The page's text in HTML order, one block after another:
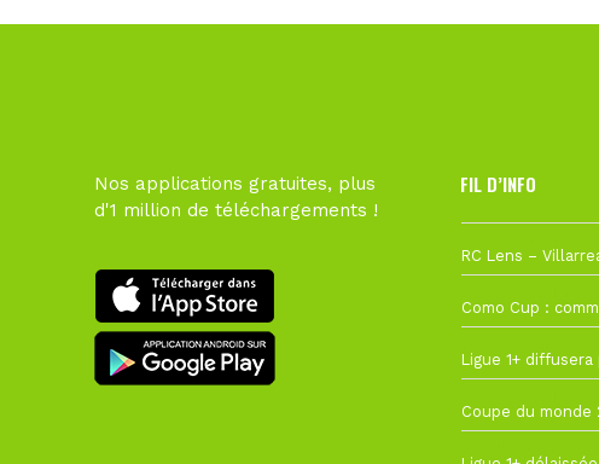
Nos applications gratuites, plus
d'1 million de téléchargements !
FIL D’INFO